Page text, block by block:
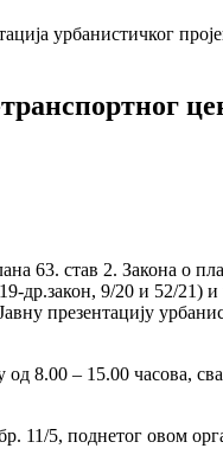
урбанистичког
63. став 2. Закона о
9/20 и 52/21)
презентацију
– 15.00 часова,
11/5, поднетог овом